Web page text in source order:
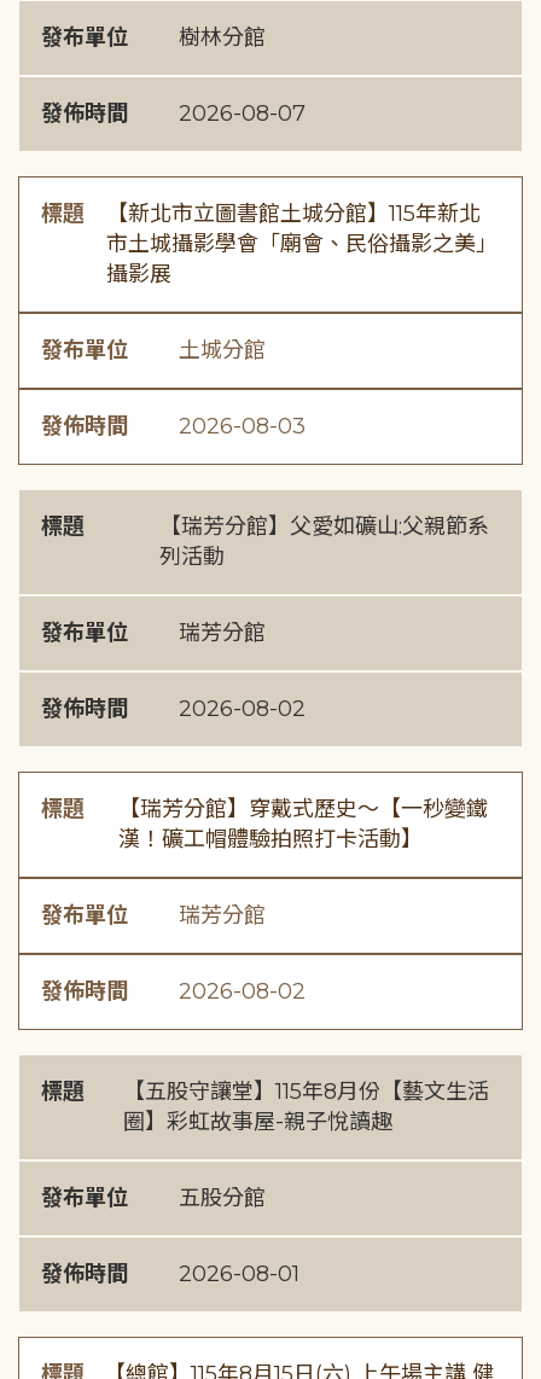
發布單位 樹林分館
發佈時間 2026-08-07
標題
【新北市立圖書館土城分館】115年新北
市土城攝影學會「廟會、民俗攝影之美」
攝影展
發布單位 土城分館
發佈時間 2026-08-03
標題
【瑞芳分館】父愛如礦山:父親節系
列活動
發布單位 瑞芳分館
發佈時間 2026-08-02
標題
【瑞芳分館】穿戴式歷史〜【一秒變鐵
漢！礦工帽體驗拍照打卡活動】
發布單位 瑞芳分館
發佈時間 2026-08-02
標題
【五股守讓堂】115年8月份【藝文生活
圈】彩虹故事屋-親子悅讀趣
發布單位 五股分館
發佈時間 2026-08-01